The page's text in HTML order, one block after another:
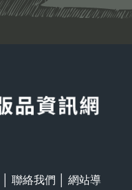
聯絡我們
網站導